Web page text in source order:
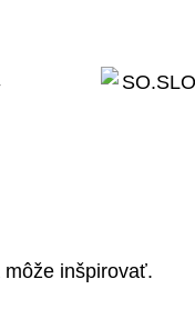
inšpirovať.